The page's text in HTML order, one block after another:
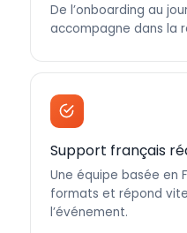
De l’onboarding au
accompagne dans la
Support français
Une équipe basée en
formats et répond
l’événement.